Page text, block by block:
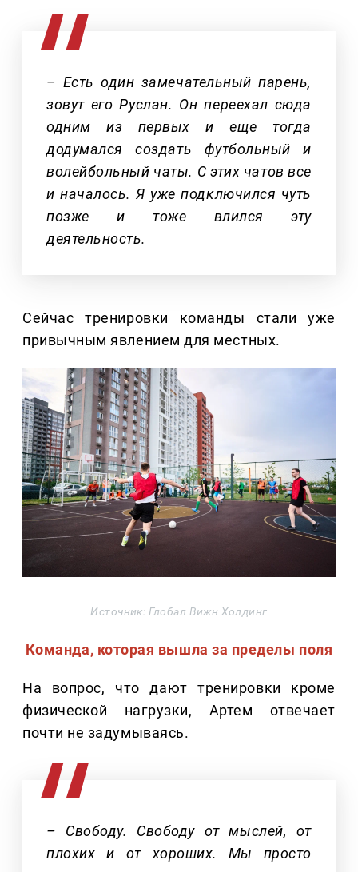
– Есть один замечательный парень,
зовут его Руслан. Он переехал сюда
одним из первых и еще тогда
додумался создать футбольный и
волейбольный чаты. С этих чатов все
и началось. Я уже подключился чуть
позже и тоже влился эту
деятельность.
Сейчас тренировки команды стали уже
привычным явлением для местных.
Источник: Глобал Вижн Холдинг
Команда, которая вышла за пределы поля
На вопрос, что дают тренировки кроме
физической нагрузки, Артем отвечает
почти не задумываясь.
– Свободу. Свободу от мыслей, от
плохих и от хороших. Мы просто